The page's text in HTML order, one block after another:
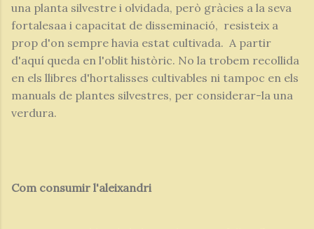
una planta silvestre i olvidada, però gràcies a la seva
fortalesaa i capacitat de disseminació, resisteix a
prop d'on sempre havia estat cultivada. A partir
d'aquí queda en l'oblit històric. No la trobem recollida
en els llibres d'hortalisses cultivables ni tampoc en els
manuals de plantes silvestres, per considerar-la una
verdura.
Com consumir l'aleixandri